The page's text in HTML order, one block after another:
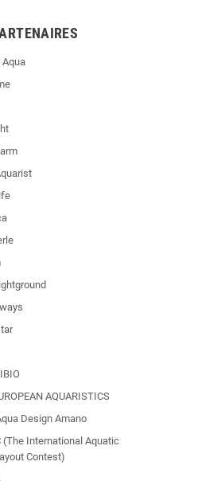
Aqua
AQUARISTICS
Design Amano
(The International Aquatic
Contest)